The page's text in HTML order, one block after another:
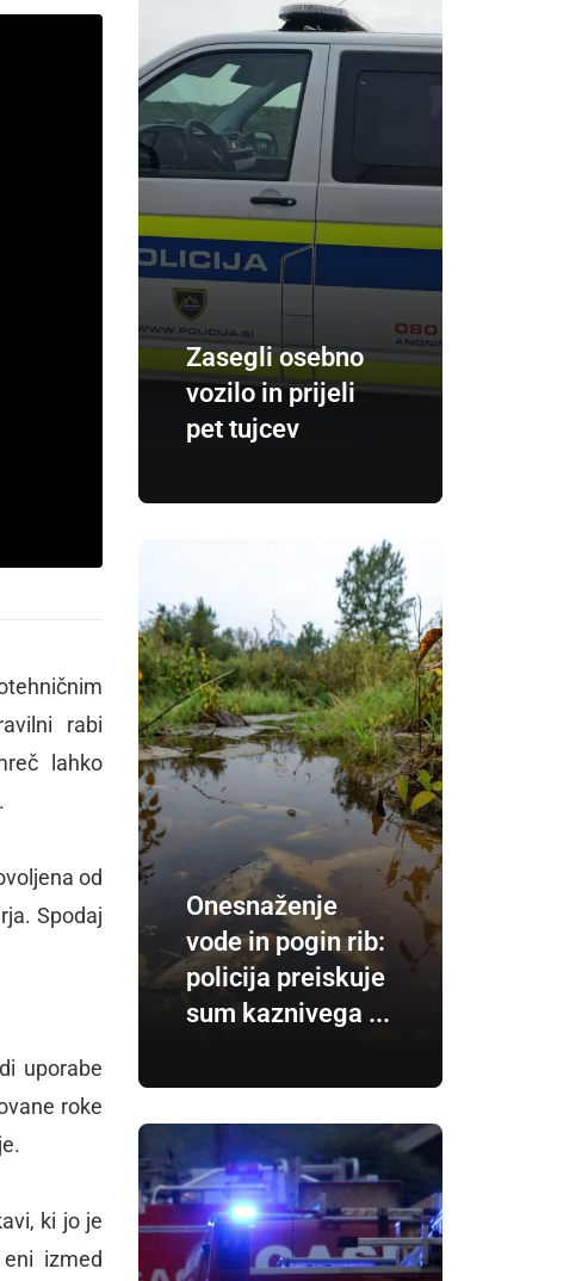
rabi
lahko
od
Spodaj
uporabe
roke
ki jo je
izmed
Zasegli osebno
vozilo in prijeli
pet tujcev
Onesnaženje
vode in pogin rib:
policija preiskuje
sum kaznivega ...